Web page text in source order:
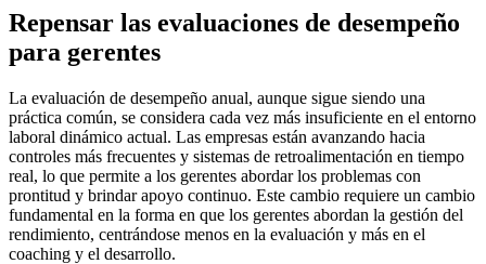
Repensar las evaluaciones de desempeño
para gerentes
La evaluación de desempeño anual, aunque sigue siendo una
práctica común, se considera cada vez más insuficiente en el entorno
laboral dinámico actual. Las empresas están avanzando hacia
controles más frecuentes y sistemas de retroalimentación en tiempo
real, lo que permite a los gerentes abordar los problemas con
prontitud y brindar apoyo continuo. Este cambio requiere un cambio
fundamental en la forma en que los gerentes abordan la gestión del
rendimiento, centrándose menos en la evaluación y más en el
coaching y el desarrollo.